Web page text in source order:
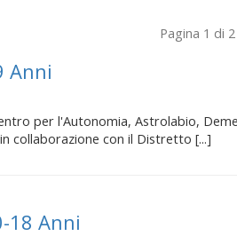
Pagina 1 di
Anni
per l'Autonomia, Astrolabio,
collaborazione con il Distretto [...]
18 Anni